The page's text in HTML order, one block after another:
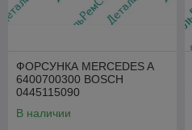
ФОРСУНКА MERCEDES A
6400700300 BOSCH
0445115090
В наличии